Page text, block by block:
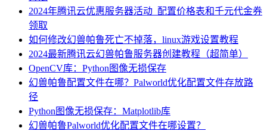
2024年腾讯云优惠服务器活动_配置价格表和千元代金券
领取
如何修改幻兽帕鲁死亡不掉落，linux游戏设置教程
2024最新腾讯云幻兽帕鲁服务器创建教程（超简单）
OpenCV库：Python图像无损保存
幻兽帕鲁配置文件在哪？Palworld优化配置文件存放路
径
Python图像无损保存：Matplotlib库
幻兽帕鲁Palworld优化配置文件在哪设置？